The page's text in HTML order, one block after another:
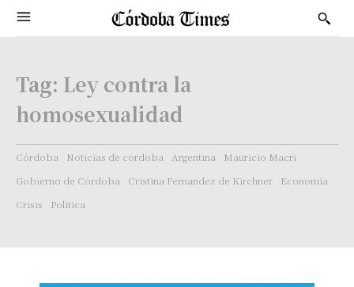
Tag: Ley contra la
homosexualidad
Córdoba Noticias de cordoba Argentina
Mauricio Macri
Gobierno de Córdoba
Cristina Fernandez de Kirchner
Economía
Crisis
Politica